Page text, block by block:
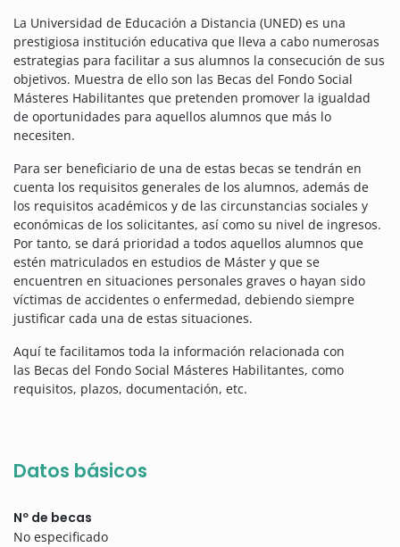
La Universidad de Educación a Distancia (UNED) es una
prestigiosa institución educativa que lleva a cabo numerosas
estrategias para facilitar a sus alumnos la consecución de sus
objetivos. Muestra de ello son las Becas del Fondo Social
Másteres Habilitantes que pretenden promover la igualdad
de oportunidades para aquellos alumnos que más lo
necesiten.
Para ser beneficiario de una de estas becas se tendrán en
cuenta los requisitos generales de los alumnos, además de
los requisitos académicos y de las circunstancias sociales y
económicas de los solicitantes, así como su nivel de ingresos.
Por tanto, se dará prioridad a todos aquellos alumnos que
estén matriculados en estudios de Máster y que se
encuentren en situaciones personales graves o hayan sido
víctimas de accidentes o enfermedad, debiendo siempre
justificar cada una de estas situaciones.
Aquí te facilitamos toda la información relacionada con
las Becas del Fondo Social Másteres Habilitantes, como
requisitos, plazos, documentación, etc.
Datos básicos
Nº de becas
No especificado